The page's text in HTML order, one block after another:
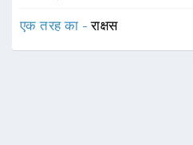
एक तरह का -राक्षस